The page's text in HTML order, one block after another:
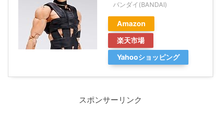
バンダイ(BANDAI)
Amazon
楽天市場
Yahooショッピング
スポンサーリンク